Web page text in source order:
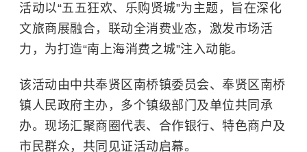
活动以“五五狂欢、乐购贤城”为主题，旨在深化
文旅商展融合，联动全消费业态，激发市场活
力，为打造“南上海消费之城”注入动能。
该活动由中共奉贤区南桥镇委员会、奉贤区南桥
镇人民政府主办，多个镇级部门及单位共同承
办。现场汇聚商圈代表、合作银行、特色商户及
市民群众，共同见证活动启幕。